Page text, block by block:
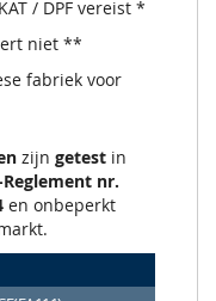
/ DPF vereist *
niet **
fabriek voor
zijn getest in
Reglement nr.
en onbeperkt